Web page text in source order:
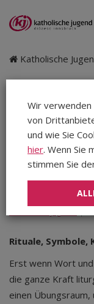
Katholische
Mit
Rituale,
Erst wenn Wort
die ganze Kraft
einen Übungsraum,
Wir verwenden
von
und wie Sie
hier. Wenn Sie
stimmen Sie